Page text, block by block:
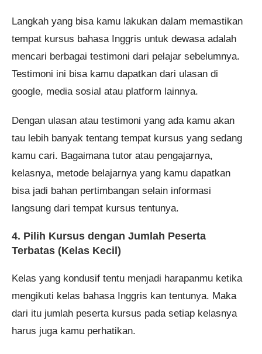
Langkah yang bisa kamu lakukan dalam memastikan
tempat kursus bahasa Inggris untuk dewasa adalah
mencari berbagai testimoni dari pelajar sebelumnya.
Testimoni ini bisa kamu dapatkan dari ulasan di
google, media sosial atau platform lainnya.
Dengan ulasan atau testimoni yang ada kamu akan
tau lebih banyak tentang tempat kursus yang sedang
kamu cari. Bagaimana tutor atau pengajarnya,
kelasnya, metode belajarnya yang kamu dapatkan
bisa jadi bahan pertimbangan selain informasi
langsung dari tempat kursus tentunya.
4. Pilih Kursus dengan Jumlah Peserta
Terbatas (Kelas Kecil)
Kelas yang kondusif tentu menjadi harapanmu ketika
mengikuti kelas bahasa Inggris kan tentunya. Maka
dari itu jumlah peserta kursus pada setiap kelasnya
harus juga kamu perhatikan.